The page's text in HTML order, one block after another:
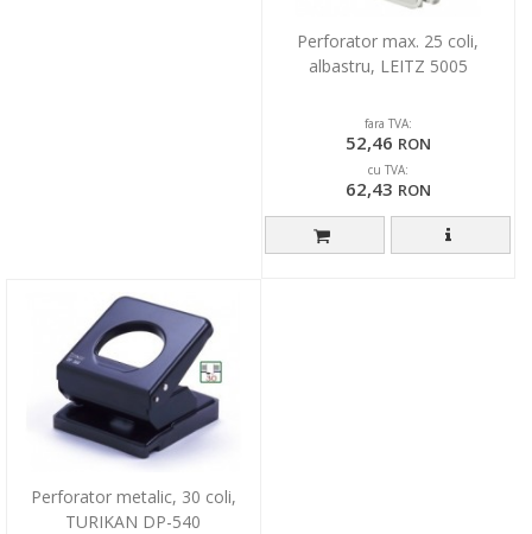
Perforator max. 25 coli,
albastru, LEITZ 5005
fara TVA:
52,46 RON
cu TVA:
62,43 RON
Perforator metalic, 30 coli,
TURIKAN DP-540